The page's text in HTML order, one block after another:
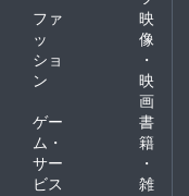
ファ
ッ
ショ
ン
映
像
・
映
画
ゲー
ム・
サー
ビス
書
籍
・
雑